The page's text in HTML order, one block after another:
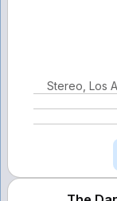
Stereo, Los